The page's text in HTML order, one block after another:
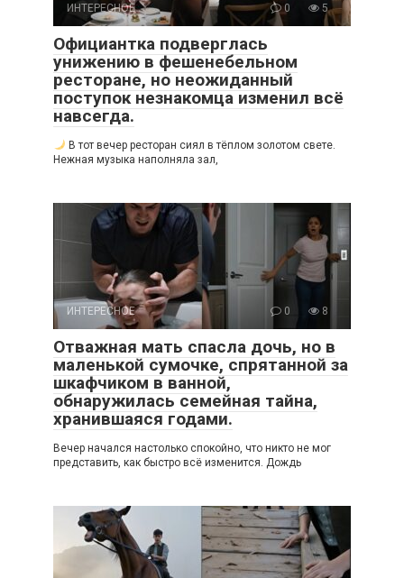
ИНТЕРЕСНОЕ 0 5
Официантка подверглась
унижению в фешенебельном
ресторане, но неожиданный
поступок незнакомца изменил всё
навсегда.
В тот вечер ресторан сиял в тёплом золотом свете.
Нежная музыка наполняла зал,
ИНТЕРЕСНОЕ 0 8
Отважная мать спасла дочь, но в
маленькой сумочке, спрятанной за
шкафчиком в ванной,
обнаружилась семейная тайна,
хранившаяся годами.
Вечер начался настолько спокойно, что никто не мог
представить, как быстро всё изменится. Дождь